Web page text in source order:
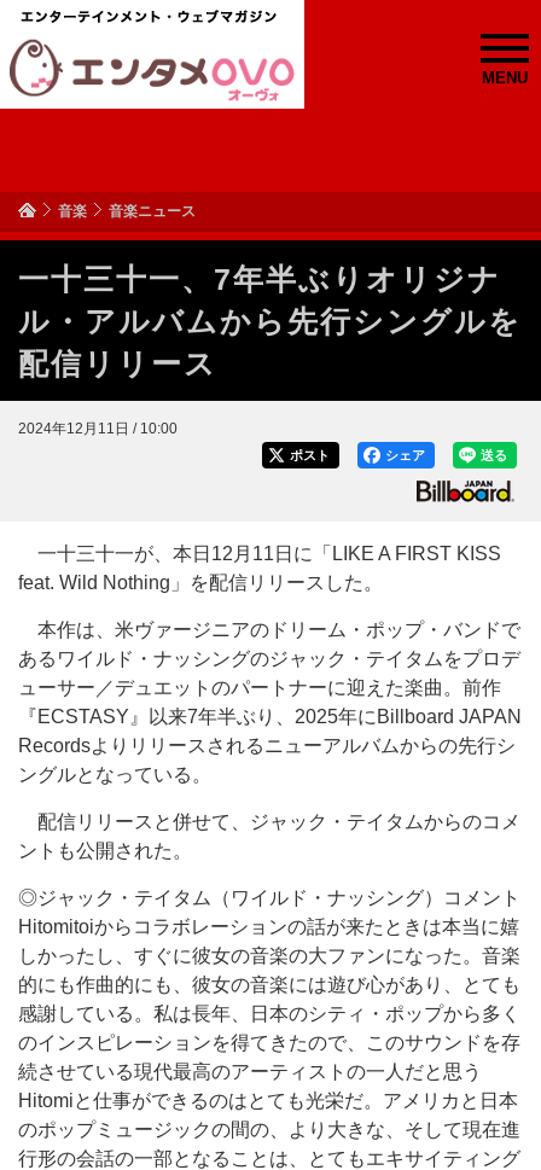
MENU
音楽 音楽ニュース
一十三十一、7年半ぶりオリジナ
ル・アルバムから先行シングルを
配信リリース
2024年12月11日 / 10:00
送る
シェア
ポスト
一十三十一が、本日12月11日に「LIKE A FIRST KISS
feat. Wild Nothing」を配信リリースした。
本作は、米ヴァージニアのドリーム・ポップ・バンドで
あるワイルド・ナッシングのジャック・テイタムをプロデ
ューサー／デュエットのパートナーに迎えた楽曲。前作
『ECSTASY』以来7年半ぶり、2025年にBillboard JAPAN
Recordsよりリリースされるニューアルバムからの先行シ
ングルとなっている。
配信リリースと併せて、ジャック・テイタムからのコメ
ントも公開された。
◎ジャック・テイタム（ワイルド・ナッシング）コメント
Hitomitoiからコラボレーションの話が来たときは本当に嬉
しかったし、すぐに彼女の音楽の大ファンになった。音楽
的にも作曲的にも、彼女の音楽には遊び心があり、とても
感謝している。私は長年、日本のシティ・ポップから多く
のインスピレーションを得てきたので、このサウンドを存
続させている現代最高のアーティストの一人だと思う
Hitomiと仕事ができるのはとても光栄だ。アメリカと日本
のポップミュージックの間の、より大きな、そして現在進
行形の会話の一部となることは、とてもエキサイティング